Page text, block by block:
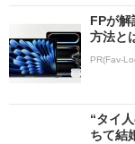
FPが
方法と
PR(Fav-
“タイ
ちて